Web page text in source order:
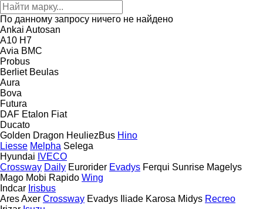
По данному запросу ничего не найдено
Ankai Autosan
A10 H7
Avia BMC
Probus
Berliet Beulas
Aura
Bova
Futura
DAF Etalon Fiat
Ducato
Golden Dragon HeuliezBus Hino
Liesse Melpha Selega
Hyundai IVECO
Crossway Daily Eurorider Evadys Ferqui Sunrise Magelys
Mago Mobi Rapido Wing
Indcar Irisbus
AresAxer Crossway Evadys Iliade Karosa Midys Recreo